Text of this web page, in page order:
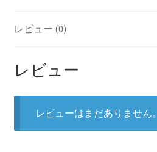
レビュー (0)
レビュー
レビューはまだありません。